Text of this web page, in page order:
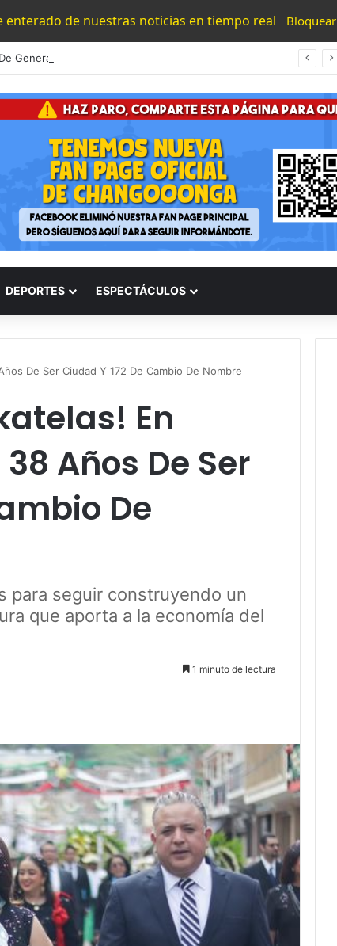
enterado de nuestras noticias en tiempo real Bloquear
DEPORTES ESPECTÁCULOS
De Ser Ciudad Y 172 De Cambio De Nombre
En
Años De Ser
De
para seguir construyendo un
que aporta a la economía del
1 minuto de lectura